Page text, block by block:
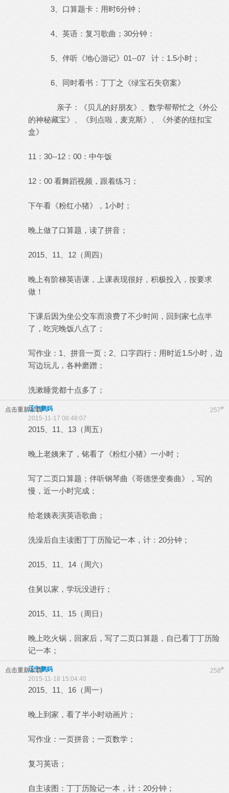
3、口算题卡：用时6分钟；
4、英语：复习歌曲；30分钟：
5、伴听《地心游记》01--07 计：1.5小时；
6、同时看书：丁丁之《绿宝石失窃案》
亲子：《贝儿的好朋友》、数学帮帮忙之《外公
的神秘藏宝》、《到点啦，麦克斯》、《外婆的纽扣宝
盒》
11：30--12：00：中午饭
12：00 看舞蹈视频，跟着练习；
下午看《粉红小猪》，1小时；
晚上做了口算题，读了拼音；
2015、11、12（周四）
晚上有阶梯英语课，上课表现很好，积极投入，按要求
做！
下课后因为坐公交车而浪费了不少时间，回到家七点半
了，吃完晚饭八点了；
写作业：1、拼音一页；2、口字四行；用时近1.5小时，边
写边玩儿，各种磨蹭；
洗漱睡觉都十点多了；
点击重新加载 257#
辽宁鹏妈
2015-11-17 08:48:07
2015、11、13（周五）
晚上老姨来了，铭看了《粉红小猪》一小时；
写了二页口算题；伴听钢琴曲《哥德堡变奏曲》，写的
慢，近一小时完成；
给老姨表演英语歌曲；
洗澡后自主读图丁丁历险记一本，计：20分钟；
2015、11、14（周六）
住舅以家，学玩没进行；
2015、11、15（周日）
晚上吃火锅，回家后，写了二页口算题，自已看丁丁历险
记一本；
点击重新加载 258#
辽宁鹏妈
2015-11-18 15:04:40
2015、11、16（周一）
晚上到家，看了半小时动画片；
写作业：一页拼音；一页数学；
复习英语；
自主读图：丁丁历险记一本，计：20分钟；